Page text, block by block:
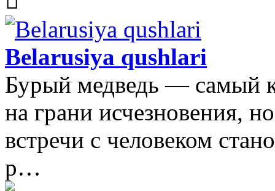
Belarusiya qushlari
Бурый медведь — самый
на грани исчезновения,
встречи с человеком
р…